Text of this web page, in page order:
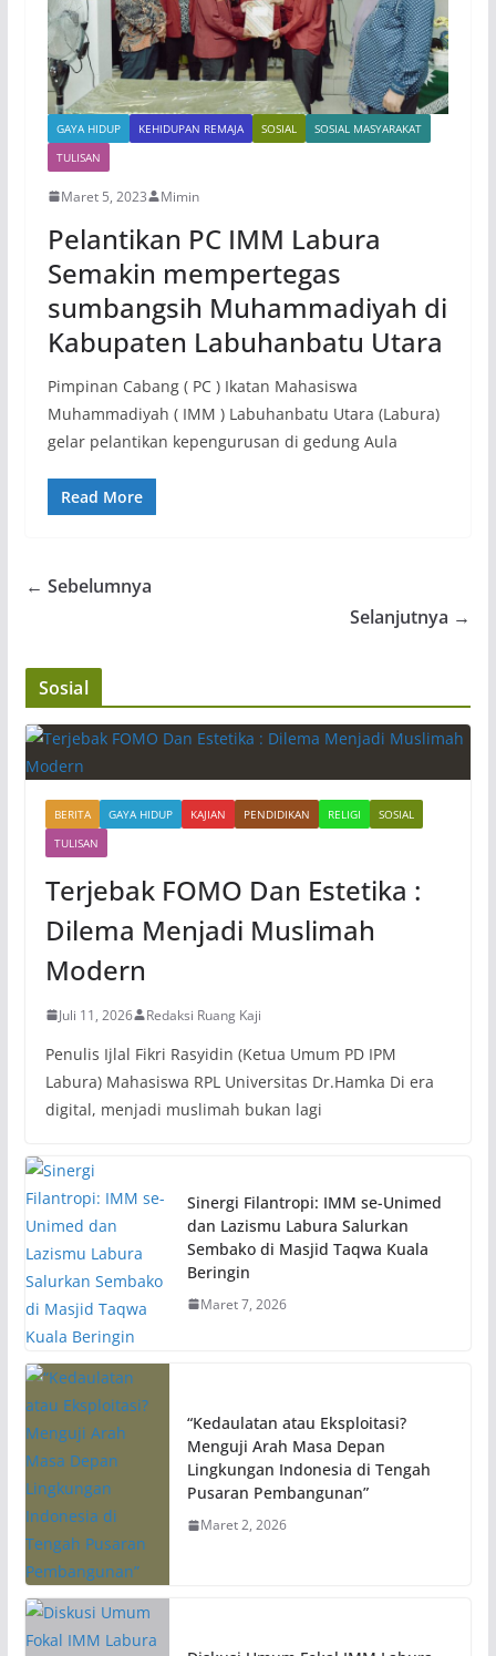
GAYA HIDUP KEHIDUPAN REMAJA SOSIAL
SOSIAL MASYARAKAT
TULISAN
Maret 5, 2023 Mimin
Pelantikan PC IMM Labura
Semakin mempertegas
sumbangsih Muhammadiyah di
Kabupaten Labuhanbatu Utara
Pimpinan Cabang ( PC ) Ikatan Mahasiswa
Muhammadiyah ( IMM ) Labuhanbatu Utara (Labura)
gelar pelantikan kepengurusan di gedung Aula
Read More
← Sebelumnya
Selanjutnya →
Sosial
BERITA GAYA HIDUP KAJIAN PENDIDIKAN RELIGI
SOSIAL
TULISAN
Terjebak FOMO Dan Estetika :
Dilema Menjadi Muslimah
Modern
Juli 11, 2026 Redaksi Ruang Kaji
Penulis Ijlal Fikri Rasyidin (Ketua Umum PD IPM
Labura) Mahasiswa RPL Universitas Dr.Hamka Di era
digital, menjadi muslimah bukan lagi
Sinergi Filantropi: IMM se-Unimed
dan Lazismu Labura Salurkan
Sembako di Masjid Taqwa Kuala
Beringin
Maret 7, 2026
“Kedaulatan atau Eksploitasi?
Menguji Arah Masa Depan
Lingkungan Indonesia di Tengah
Pusaran Pembangunan”
Maret 2, 2026